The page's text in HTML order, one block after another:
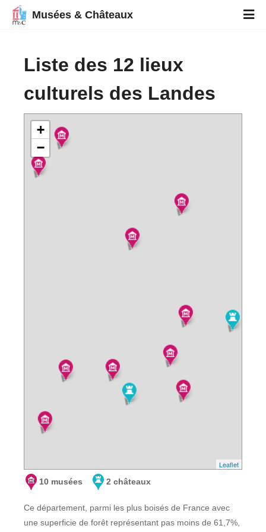
Musées & Châteaux
Liste des 12 lieux
culturels des Landes
+
−
Leaflet
10 musées
2 châteaux
Ce département, parmi les plus boisés de France avec
une superficie de forêt représentant pas moins de 61,7%,